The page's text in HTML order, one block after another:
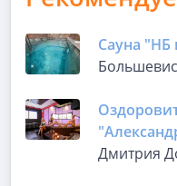
Сауна "НБ
Дмитрия